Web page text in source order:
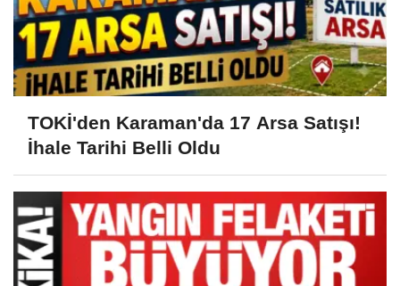
TOKİ'den Karaman'da 17 Arsa Satışı!
İhale Tarihi Belli Oldu